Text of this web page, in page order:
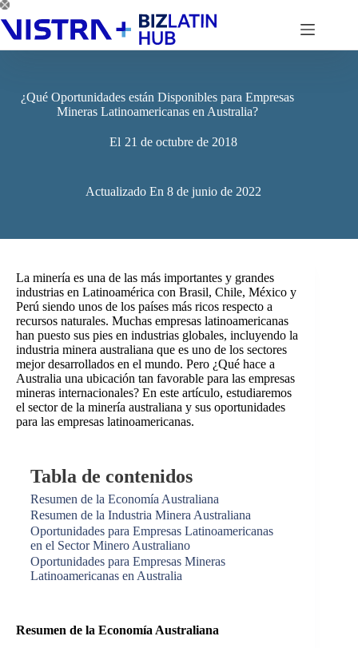
Saltar
al
contenido
¿Qué Oportunidades están Disponibles para Empresas
Mineras Latinoamericanas en Australia?
El 21 de octubre de 2018
Actualizado En 8 de junio de 2022
La minería es una de las más importantes y grandes
industrias en Latinoamérica con Brasil, Chile, México y
Perú siendo unos de los países más ricos respecto a
recursos naturales. Muchas empresas latinoamericanas
han puesto sus pies en industrias globales, incluyendo la
industria minera australiana que es uno de los sectores
mejor desarrollados en el mundo. Pero ¿Qué hace a
Australia una ubicación tan favorable para las empresas
mineras internacionales? En este artículo, estudiaremos
el sector de la minería australiana y sus oportunidades
para las empresas latinoamericanas.
Tabla de contenidos
Resumen de la Economía Australiana
Resumen de la Industria Minera Australiana
Oportunidades para Empresas Latinoamericanas
en el Sector Minero Australiano
Oportunidades para Empresas Mineras
Latinoamericanas en Australia
Resumen de la Economía Australiana